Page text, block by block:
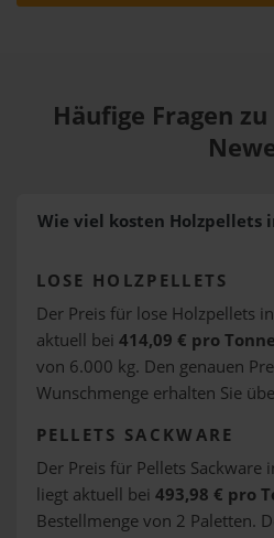
Häufige Fragen
Wie viel kosten Holzpellets
LOSE HOLZPELLETS
Der Preis für lose Holzpellets
aktuell bei 414,09 € pro Tonne
von 6.000 kg. Den genauen
Wunschmenge erhalten Sie
PELLETS SACKWARE
Der Preis für Pellets Sackware
liegt aktuell bei 493,98 € pro
Bestellmenge von 2 Paletten.